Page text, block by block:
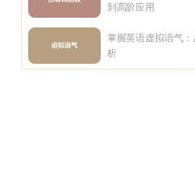
到高阶应用
掌握英语虚拟语气
析